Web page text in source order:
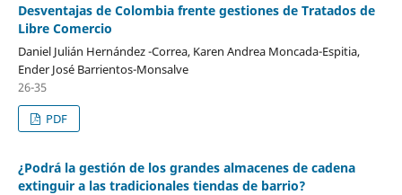
Desventajas de Colombia frente gestiones de Tratados de
Libre Comercio
Daniel Julián Hernández -Correa, Karen Andrea Moncada-Espitia,
Ender José Barrientos-Monsalve
26-35
PDF
¿Podrá la gestión de los grandes almacenes de cadena
extinguir a las tradicionales tiendas de barrio?